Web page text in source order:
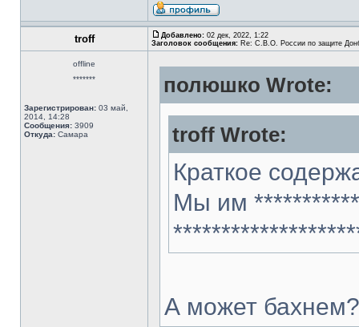
troff Добавлено: 02 дек, 2022, 1:22
Заголовок сообщения: Re: С.В.О. России по защите
offline
*******
Зарегистрирован: 03 май,
2014, 14:28
Сообщения: 3909
Откуда: Самара
полюшко Wrote:
troff Wrote:
Краткое
Мы им
А может